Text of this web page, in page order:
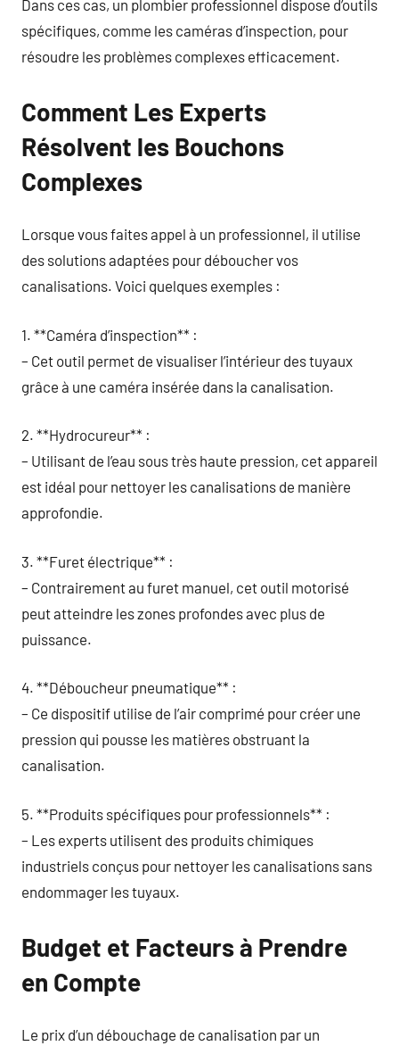
Dans ces cas, un plombier professionnel dispose d’outils
spécifiques, comme les caméras d’inspection, pour
résoudre les problèmes complexes efficacement.
Comment Les Experts
Résolvent les Bouchons
Complexes
Lorsque vous faites appel à un professionnel, il utilise
des solutions adaptées pour déboucher vos
canalisations. Voici quelques exemples :
1. **Caméra d’inspection** :
– Cet outil permet de visualiser l’intérieur des tuyaux
grâce à une caméra insérée dans la canalisation.
2. **Hydrocureur** :
– Utilisant de l’eau sous très haute pression, cet appareil
est idéal pour nettoyer les canalisations de manière
approfondie.
3. **Furet électrique** :
– Contrairement au furet manuel, cet outil motorisé
peut atteindre les zones profondes avec plus de
puissance.
4. **Déboucheur pneumatique** :
– Ce dispositif utilise de l’air comprimé pour créer une
pression qui pousse les matières obstruant la
canalisation.
5. **Produits spécifiques pour professionnels** :
– Les experts utilisent des produits chimiques
industriels conçus pour nettoyer les canalisations sans
endommager les tuyaux.
Budget et Facteurs à Prendre
en Compte
Le prix d’un débouchage de canalisation par un